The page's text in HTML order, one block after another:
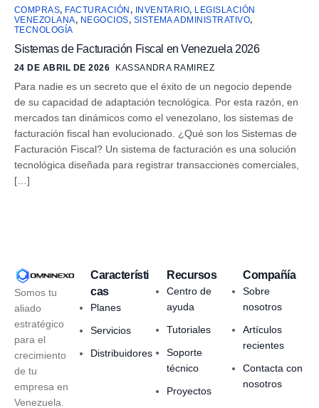
COMPRAS, FACTURACIÓN, INVENTARIO, LEGISLACIÓN
VENEZOLANA, NEGOCIOS, SISTEMA ADMINISTRATIVO,
TECNOLOGÍA
Sistemas de Facturación Fiscal en Venezuela 2026
24 DE ABRIL DE 2026 KASSANDRA RAMIREZ
Para nadie es un secreto que el éxito de un negocio depende
de su capacidad de adaptación tecnológica. Por esta razón, en
mercados tan dinámicos como el venezolano, los sistemas de
facturación fiscal han evolucionado. ¿Qué son los Sistemas de
Facturación Fiscal? Un sistema de facturación es una solución
tecnológica diseñada para registrar transacciones comerciales,
[…]
Somos tu
aliado
estratégico
para el
crecimiento
de tu
empresa en
Venezuela.
Característi
cas
Planes
Servicios
Distribuidores
Recursos
Centro de
ayuda
Tutoriales
Soporte
técnico
Proyectos
Compañía
Sobre
nosotros
Artículos
recientes
Contacta con
nosotros